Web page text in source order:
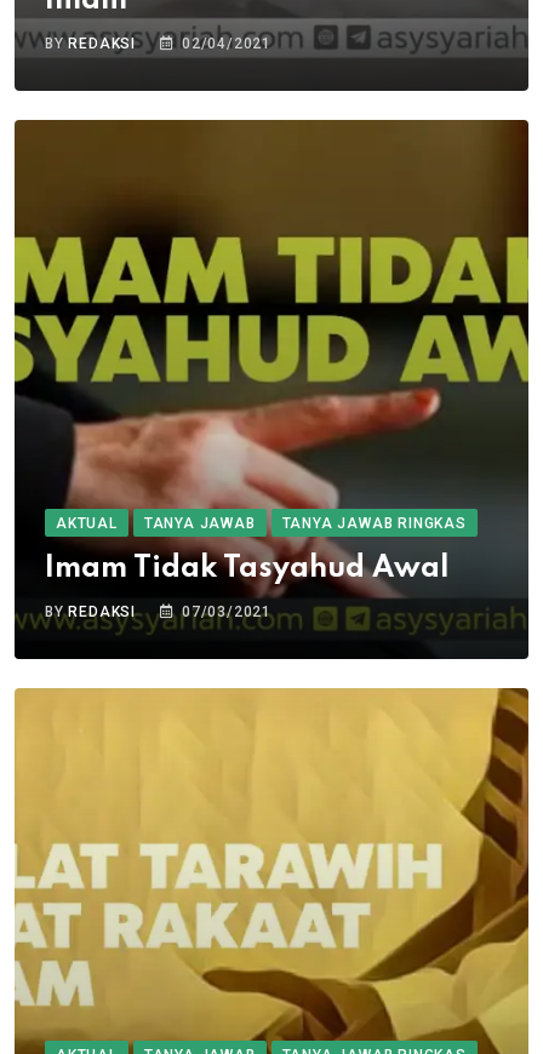
BYREDAKSI 02/04/2021
AKTUAL TANYA JAWAB TANYA JAWAB RINGKAS
Imam Tidak Tasyahud Awal
BY REDAKSI 07/03/2021